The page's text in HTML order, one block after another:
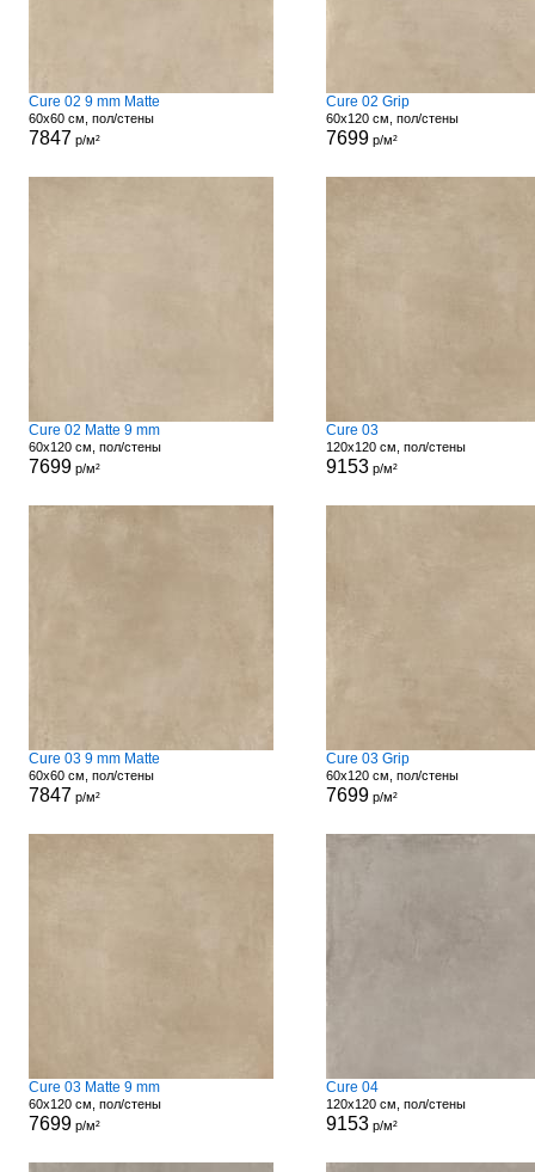
Cure 02 9 mm Matte
60x60 см, пол/стены
7847 р/м²
Cure 02 Grip
60x120 см, пол/стены
7699р/м²
Cure 02 Matte 9 mm
60x120 см, пол/стены
7699р/м²
Cure 03
120x120 см, пол/стены
9153р/м²
Cure 03 9 mm Matte
60x60 см, пол/стены
7847 р/м²
Cure 03 Grip
60x120 см, пол/стены
7699р/м²
Cure 03 Matte 9 mm
60x120 см, пол/стены
7699р/м²
Cure 04
120x120 см, пол/стены
9153р/м²